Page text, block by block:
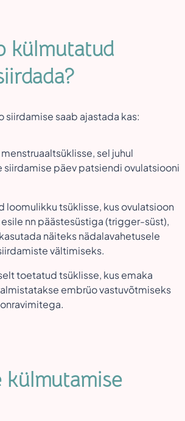
külmutatud
siirdamise saab ajastada kas:
sel juhul
siirdamise päev patsiendi ovulatsiooni
loomulikku tsüklisse, kus ovulatsioon
nn päästesüstiga (trigger-süst),
näiteks nädalavahetusele
vältimiseks.
toetatud tsüklisse, kus emaka
embrüo vastuvõtmiseks
külmutamise